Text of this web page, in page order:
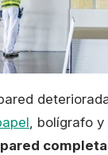
, bolígrafo y